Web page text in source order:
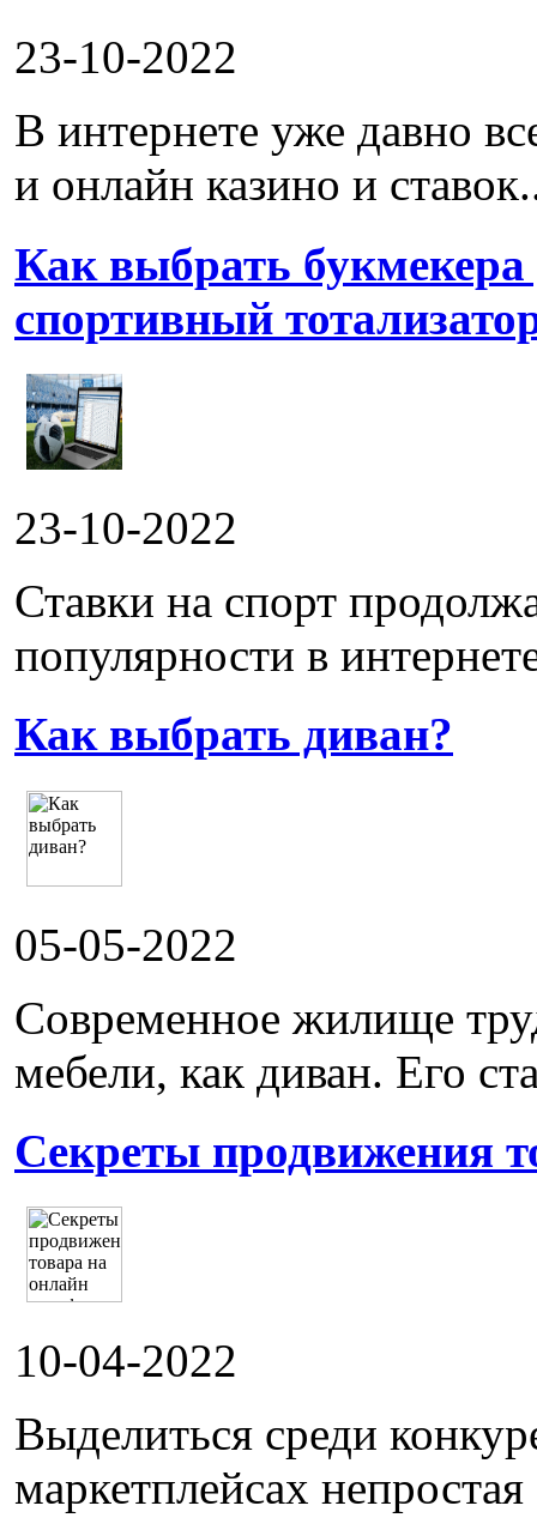
23-10-2022
В интернете уже давно
и онлайн казино и
Как выбрать
спортивный
23-10-2022
Ставки на спорт
популярности в
Как выбрать диван?
05-05-2022
Современное жилище
мебели, как диван. Его
Секреты продвижения
10-04-2022
Выделиться среди
маркетплейсах